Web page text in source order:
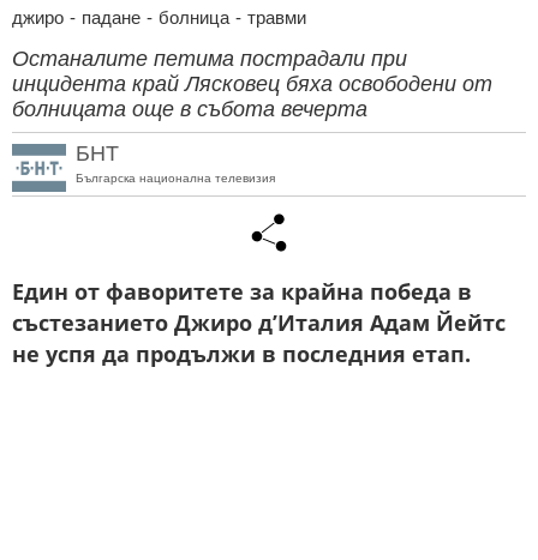
джиро - падане - болница - травми
Останалите петима пострадали при
инцидента край Лясковец бяха освободени от
болницата още в събота вечерта
БНТ
Българска национална телевизия
Един от фаворитете за крайна победа в
състезанието Джиро д’Италия Адам Йейтс
не успя да продължи в последния етап.